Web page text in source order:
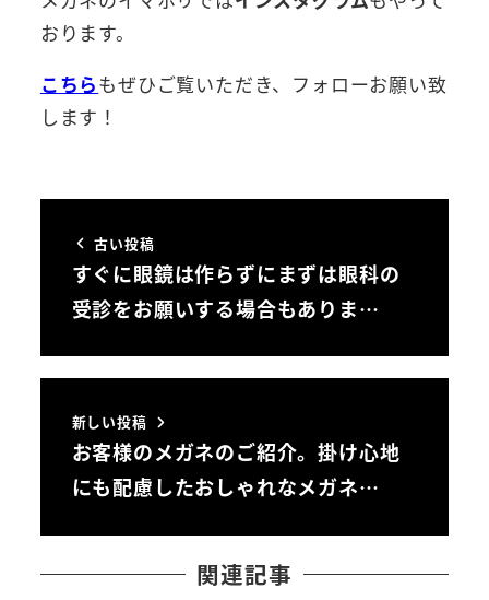
おります。
こちらもぜひご覧いただき、フォローお願い致
します！
古い投稿
すぐに眼鏡は作らずにまずは眼科の
受診をお願いする場合もありま…
新しい投稿
お客様のメガネのご紹介。掛け心地
にも配慮したおしゃれなメガネ…
関連記事